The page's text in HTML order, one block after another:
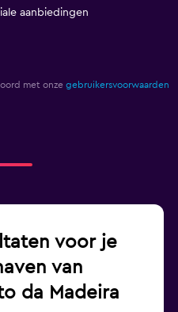
aanbiedingen
met onze gebruikersvoorwaarden
voor je
van
da Madeira